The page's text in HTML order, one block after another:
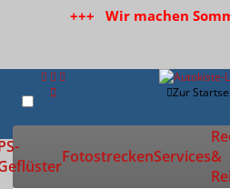
+++ Wir machen
Zur
FotostreckenServices&